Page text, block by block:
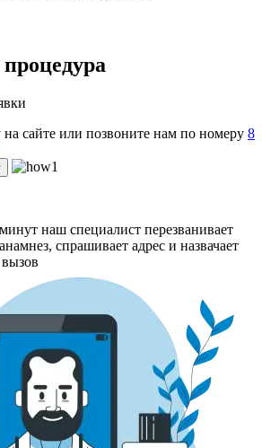
процедура
на сайте или позвоните нам по номеру 8
наш специалист перезванивает
спрашивает адрес и назвачает